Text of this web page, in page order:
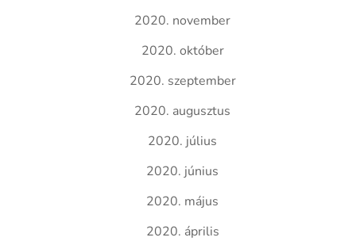
2020. november
2020. október
2020. szeptember
2020. augusztus
2020. július
2020. június
2020. május
2020. április